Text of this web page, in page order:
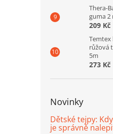
Thera-
guma 2
209 Kč
Temtex
růžová
5m
273 Kč
Novinky
Dětské tejpy:
je správně